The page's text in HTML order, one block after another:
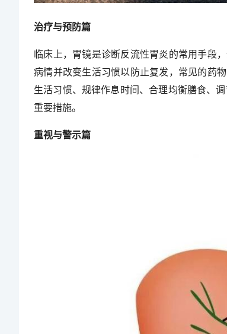
治疗与预防篇
临床上，胃镜是诊断反流性胃炎的常用手段
病情并改变生活习惯以防止复发，常见的药
生活习惯、规律作息时间、合理均衡膳食、
重要措施。
重视与警示篇